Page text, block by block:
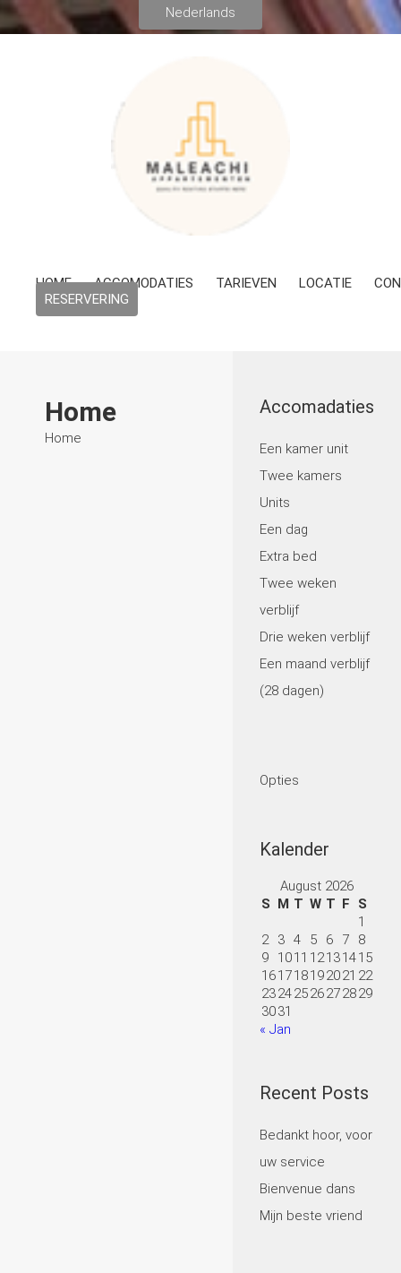
HOME ACCOMODATIES TARIEVEN LOCATIE
RESERVERING
Home
Home
Accomadaties
Een kamer unit
Twee kamers
Units
Een dag
Extra bed
Twee weken
verblijf
Drie weken verblijf
Een maand verblijf
(28 dagen)
Opties
Kalender
August 2026
S M T W T F
S
1
2
3 4 5 6 7
8
9
1011 12131415
161718192021 22
23242526272829
3031
« Jan
Recent Posts
Bedankt hoor, voor
uw service
Bienvenue dans
Mijn beste vriend